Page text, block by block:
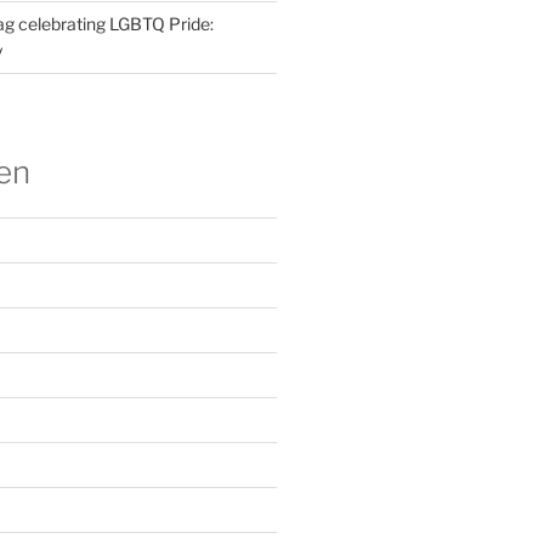
celebrating LGBTQ Pride: